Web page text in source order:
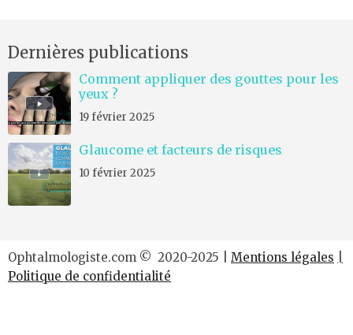
t
*
Dernières publications
Comment appliquer des gouttes pour les
yeux ?
19 février 2025
Glaucome et facteurs de risques
10 février 2025
Ophtalmologiste.com © 2020-2025 | Mentions légales
Politique de confidentialité